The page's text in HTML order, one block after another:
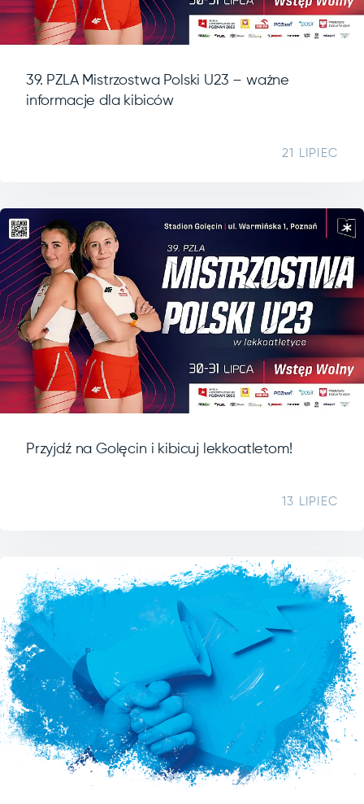
39. PZLA Mistrzostwa Polski U23 – ważne
informacje dla kibiców
21 LIPIEC
Przyjdź na Golęcin i kibicuj lekkoatletom!
13 LIPIEC